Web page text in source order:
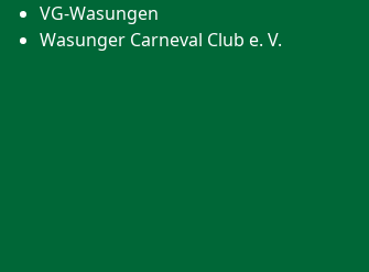
VG-Wasungen
Wasunger Carneval Club e. V.